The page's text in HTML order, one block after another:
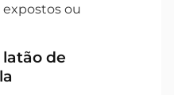
ou
de